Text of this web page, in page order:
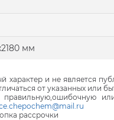
мм
и не является
от указанных или
рассрочки